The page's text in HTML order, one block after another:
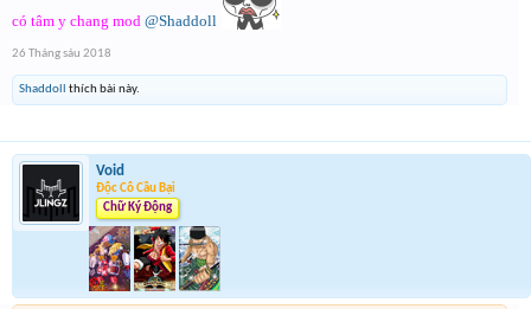
có tâm y chang mod @Shaddoll
26 Tháng sáu 2018
Shaddoll thích bài này.
Void
Độc Cô Cầu Bại
Chữ Ký Động